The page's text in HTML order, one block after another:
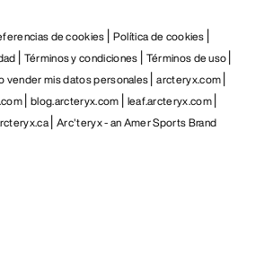
de cookies Política de cookies
Términos y condiciones Términos de uso
vender mis datos personales arcteryx.com
blog.arcteryx.com leaf.arcteryx.com
Arc'teryx - an Amer Sports Brand